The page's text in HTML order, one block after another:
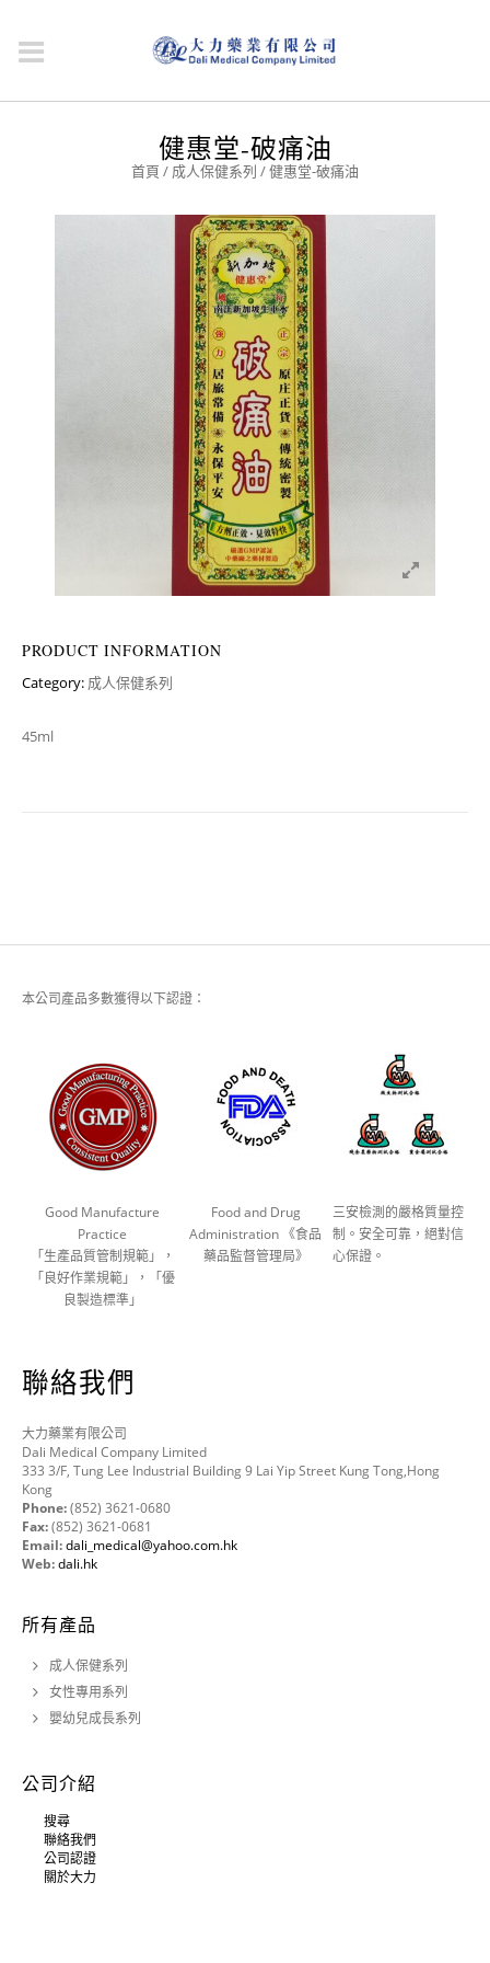
健惠堂-破痛油
首頁 / 成人保健系列 / 健惠堂-破痛油
PRODUCT INFORMATION
Category: 成人保健系列
45ml
本公司產品多數獲得以下認證：
Good Manufacture
Practice
「生產品質管制規範」，
「良好作業規範」，「優
良製造標準」
Food and Drug
Administration 《食品
藥品監督管理局》
三安檢測的嚴格質量控
制。安全可靠，絕對信
心保證。
聯絡我們
大力藥業有限公司
Dali Medical Company Limited
333 3/F, Tung Lee Industrial Building 9 Lai Yip Street Kung Tong,Hong
Kong
Phone:(852) 3621-0680
Fax:(852) 3621-0681
Email:dali_medical@yahoo.com.hk
Web:dali.hk
所有產品
成人保健系列
女性專用系列
嬰幼兒成長系列
公司介紹
搜尋
聯絡我們
公司認證
關於大力